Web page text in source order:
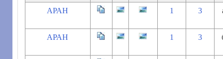
АРАН 1 3
АРАН 1 3